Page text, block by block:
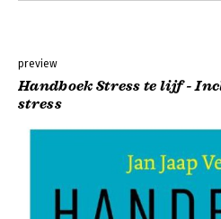
preview
Handboek Stress te lijf -
stress